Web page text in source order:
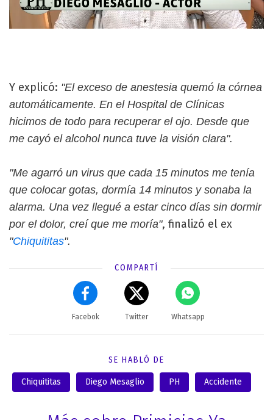
Y explicó: "El exceso de anestesia quemó la córnea
automáticamente. En el Hospital de Clínicas
hicimos de todo para recuperar el ojo. Desde que
me cayó el alcohol nunca tuve la visión clara".
"Me agarró un virus que cada 15 minutos me tenía
que colocar gotas, dormía 14 minutos y sonaba la
alarma. Una vez llegué a estar cinco días sin dormir
por el dolor, creí que me moría", finalizó el ex
"Chiquititas".
COMPARTÍ
Facebok Twitter Whatsapp
SE HABLÓ DE
Chiquititas Diego Mesaglio PH Accidente